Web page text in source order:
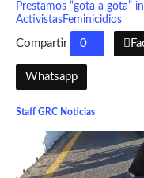
Prestamos “gota a gota”
ActivistasFeminicidios
Compartir 0
Whatsapp
Staff GRC Noticias